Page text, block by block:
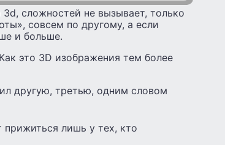
сложностей не вызывает, только
совсем по другому, а если
и больше.
это 3D изображения тем более
другую, третью, одним словом
лишь у тех, кто